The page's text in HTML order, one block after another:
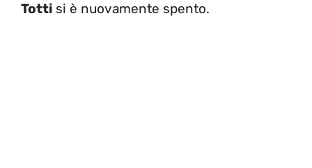
Totti si è nuovamente spento.